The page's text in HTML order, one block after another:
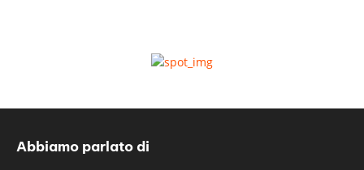
Abbiamo parlato di